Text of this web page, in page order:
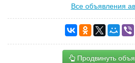
Все объявления
Продвинуть